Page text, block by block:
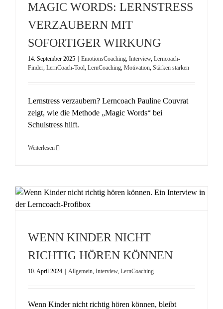
MAGIC WORDS: LERNSTRESS
VERZAUBERN MIT
SOFORTIGER WIRKUNG
14. September 2025 EmotionsCoaching, Interview, Lerncoach-
Finder, LernCoach-Tool, LernCoaching, Motivation, Stärken stärken
Lernstress verzaubern? Lerncoach Pauline Couvrat
zeigt, wie die Methode „Magic Words“ bei
Schulstress hilft.
Weiterlesen
WENN KINDER NICHT
RICHTIG HÖREN KÖNNEN
10. April 2024 Allgemein, Interview, LernCoaching
Wenn Kinder nicht richtig hören können, bleibt